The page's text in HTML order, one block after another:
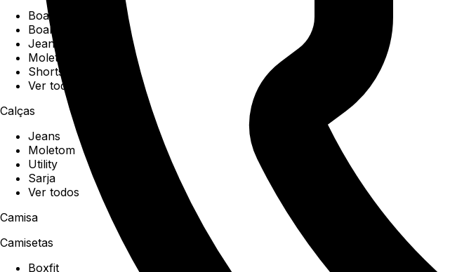
Boardshorts
Boardwalk
Jeans
Moletom
Shorts
Ver todos
Calças
Jeans
Moletom
Utility
Sarja
Ver todos
Camisa
Camisetas
Boxfit